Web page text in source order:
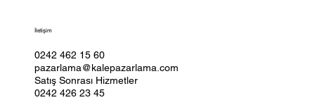
İletişim
0242 462 15 60
pazarlama@kalepazarlama.com
Satış Sonrası Hizmetler
0242 426 23 45